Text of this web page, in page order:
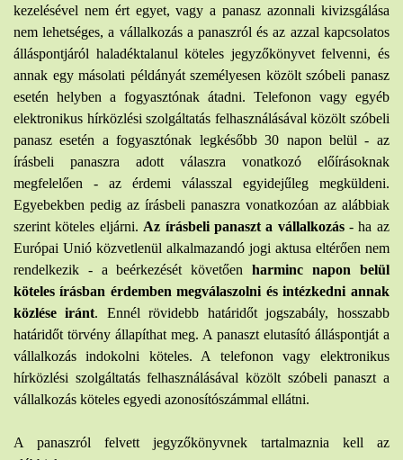
kezelésével nem ért egyet, vagy a panasz azonnali kivizsgálása
nem lehetséges, a vállalkozás a panaszról és az azzal kapcsolatos
álláspontjáról haladéktalanul köteles jegyzőkönyvet felvenni, és
annak egy másolati példányát személyesen közölt szóbeli panasz
esetén helyben a fogyasztónak átadni. Telefonon vagy egyéb
elektronikus hírközlési szolgáltatás felhasználásával közölt szóbeli
panasz esetén a fogyasztónak legkésőbb 30 napon belül - az
írásbeli panaszra adott válaszra vonatkozó előírásoknak
megfelelően - az érdemi válasszal egyidejűleg megküldeni.
Egyebekben pedig az írásbeli panaszra vonatkozóan az alábbiak
szerint köteles eljárni. Az írásbeli panaszt a vállalkozás- ha az
Európai Unió közvetlenül alkalmazandó jogi aktusa eltérően nem
rendelkezik - a beérkezését követőenharminc napon belül
köteles írásban érdemben megválaszolni és intézkedni annak
közlése iránt. Ennél rövidebb határidőt jogszabály, hosszabb
határidőt törvény állapíthat meg. A panaszt elutasító álláspontját a
vállalkozás indokolni köteles. A telefonon vagy elektronikus
hírközlési szolgáltatás felhasználásával közölt szóbeli panaszt a
vállalkozás köteles egyedi azonosítószámmal ellátni.
A panaszról felvett jegyzőkönyvnek tartalmaznia kell az